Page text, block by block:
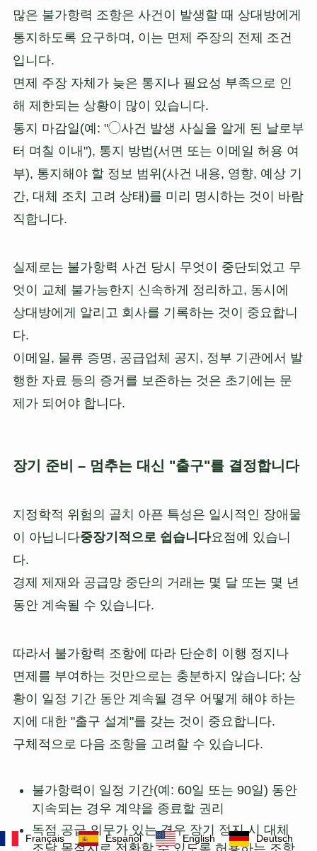
많은 불가항력 조항은 사건이 발생할 때 상대방에게
통지하도록 요구하며, 이는 면제 주장의 전제 조건
입니다.
면제 주장 자체가 늦은 통지나 필요성 부족으로 인
해 제한되는 상황이 많이 있습니다.
통지 마감일(예: "◯사건 발생 사실을 알게 된 날로부
터 며칠 이내"), 통지 방법(서면 또는 이메일 허용 여
부), 통지해야 할 정보 범위(사건 내용, 영향, 예상 기
간, 대체 조치 고려 상태)를 미리 명시하는 것이 바람
직합니다.
실제로는 불가항력 사건 당시 무엇이 중단되었고 무
엇이 교체 불가능한지 신속하게 정리하고, 동시에
상대방에게 알리고 회사를 기록하는 것이 중요합니
다.
이메일, 물류 증명, 공급업체 공지, 정부 기관에서 발
행한 자료 등의 증거를 보존하는 것은 초기에는 문
제가 되어야 합니다.
장기 준비 – 멈추는 대신 "출구"를 결정합니다
지정학적 위험의 골치 아픈 특성은 일시적인 장애물
이 아닙니다중장기적으로 쉽습니다요점에 있습니
다.
경제 제재와 공급망 중단의 거래는 몇 달 또는 몇 년
동안 계속될 수 있습니다.
따라서 불가항력 조항에 따라 단순히 이행 정지나
면제를 부여하는 것만으로는 충분하지 않습니다; 상
황이 일정 기간 동안 계속될 경우 어떻게 해야 하는
지에 대한 "출구 설계"를 갖는 것이 중요합니다.
구체적으로 다음 조항을 고려할 수 있습니다.
불가항력이 일정 기간(예: 60일 또는 90일) 동안
지속되는 경우 계약을 종료할 권리
독점 공급 의무가 있는 경우 장기 정지 시 대체
Deutsch
English
Español
Français